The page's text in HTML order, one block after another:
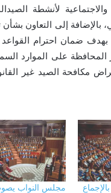
والاجتماعية لأنشطة
بالإضافة إلى التعاون بشأن
ضمان احترام القواعد
المحافظة على الموارد
مكافحة الصيد غير
مجلس النواب